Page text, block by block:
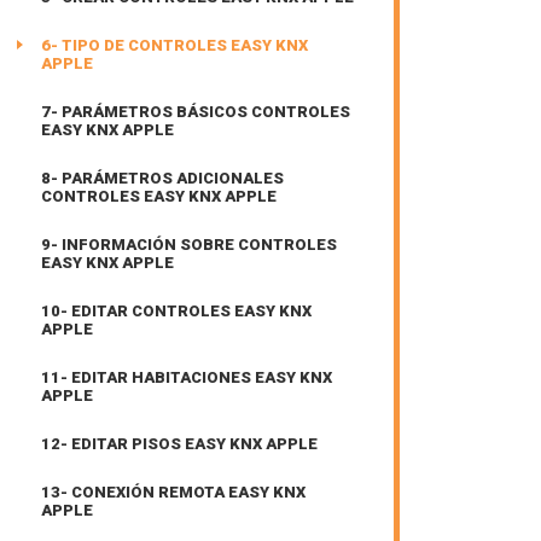
6- TIPO DE CONTROLES EASY KNX
APPLE
7- PARÁMETROS BÁSICOS CONTROLES
EASY KNX APPLE
8- PARÁMETROS ADICIONALES
CONTROLES EASY KNX APPLE
9- INFORMACIÓN SOBRE CONTROLES
EASY KNX APPLE
10- EDITAR CONTROLES EASY KNX
APPLE
11- EDITAR HABITACIONES EASY KNX
APPLE
12- EDITAR PISOS EASY KNX APPLE
13- CONEXIÓN REMOTA EASY KNX
APPLE